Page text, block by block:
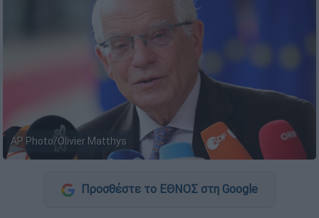
AP Photo/Olivier Matthys
Προσθέστε το ΕΘΝΟΣ στη Google